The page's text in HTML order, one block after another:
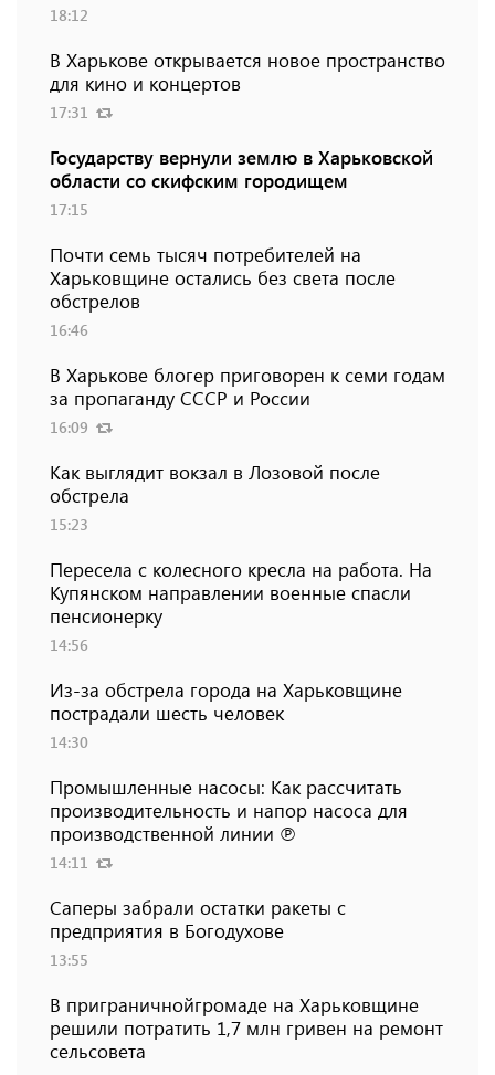
18:12
В Харькове открывается новое пространство
для кино и концертов
17:31
Государству вернули землю в Харьковской
области со скифским городищем
17:15
Почти семь тысяч потребителей на
Харьковщине остались без света после
обстрелов
16:46
В Харькове блогер приговорен к семи годам
за пропаганду СССР и России
16:09
Как выглядит вокзал в Лозовой после
обстрела
15:23
Пересела с колесного кресла на работа. На
Купянском направлении военные спасли
пенсионерку
14:56
Из-за обстрела города на Харьковщине
пострадали шесть человек
14:30
Промышленные насосы: Как рассчитать
производительность и напор насоса для
производственной линии ℗
14:11
Саперы забрали остатки ракеты с
предприятия в Богодухове
13:55
В приграничнойгромаде на Харьковщине
решили потратить 1,7 млн ​​гривен на ремонт
сельсовета